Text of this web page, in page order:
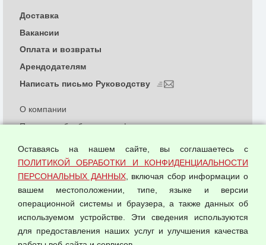
© 2026 ООО "Феникс"
О компании
Политика обработки и конфиденциальности
Согласием на обработку персональных данных
Оферта оптовой купли-продажи
Публичная оферта
Доставка
Вакансии
Оплата и возвраты
Арендодателям
Написать письмо Руководству
Оставаясь на нашем сайте, вы соглашаетесь с
ПОЛИТИКОЙ ОБРАБОТКИ И КОНФИДЕНЦИАЛЬНОСТИ
ПЕРСОНАЛЬНЫХ ДАННЫХ, включая сбор информации о
вашем местоположении, типе, языке и версии
операционной системы и браузера, а также данных об
используемом устройстве. Эти сведения используются
для предоставления наших услуг и улучшения качества